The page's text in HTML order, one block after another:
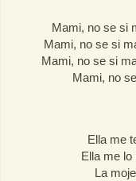
Mami, no se si
Mami, no se si
Mami, no se si
Mami, no
Ella me
Ella me lo
La